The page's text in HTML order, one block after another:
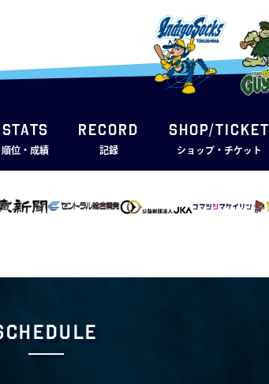
STATS
順位・成績
RECORD
記録
SHOP/TICKET
ショップ・チケット